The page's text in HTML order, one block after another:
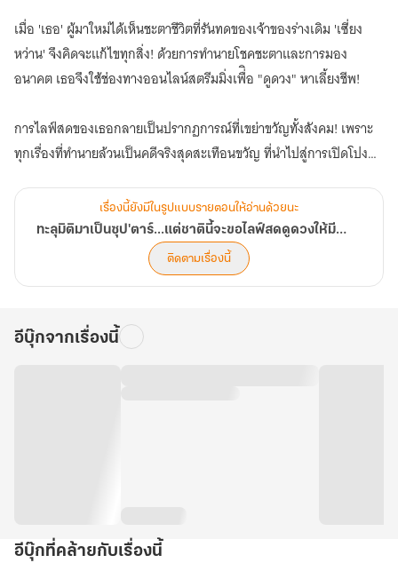
เล่ม
2
สด
ดูด
วง
ให้
มีชื่อ
เมื่อ 'เธอ' ผู้มาใหม่ได้เห็นชะตาชีวิตที่รันทดของเจ้าของร่างเดิม 'เซี่ยง
หว่าน' จึงคิดจะแก้ไขทุกสิ่ง! ด้วยการทำนายโชคชะตาและการมอง
อนาคต เธอจึงใช้ช่องทางออนไลน์สตรีมมิ่งเพื่ิอ "ดูดวง" หาเลี้ยงชีพ!
การไลฟ์สดของเธอกลายเป็นปรากฏการณ์ที่เขย่าขวัญทั้งสังคม! เพราะ
ทุกเรื่องที่ทำนายล้วนเป็นคดีจริงสุดสะเทือนขวัญ ที่นำไปสู่การเปิดโปง
80)
เรื่องนี้ยังมีในรูปแบบรายตอนให้อ่านด้วยนะ
ทะลุมิติมาเป็นซุป'ตาร์...แต่ชาตินี้จะขอไลฟ์สดดูดวงให้มีชื่อเสียง
ติดตามเรื่องนี้
อีบุ๊กจากเรื่องนี้
อีบุ๊กที่คล้ายกับเรื่องนี้